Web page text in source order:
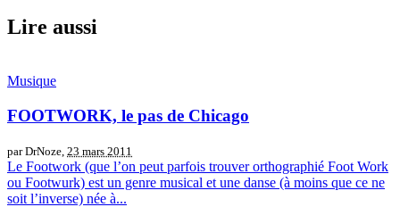
Lire aussi
Musique
FOOTWORK, le pas de Chicago
par DrNoze, 23 mars 2011
Le Footwork (que l’on peut parfois trouver orthographié Foot Work
ou Footwurk) est un genre musical et une danse (à moins que ce ne
soit l’inverse) née à...